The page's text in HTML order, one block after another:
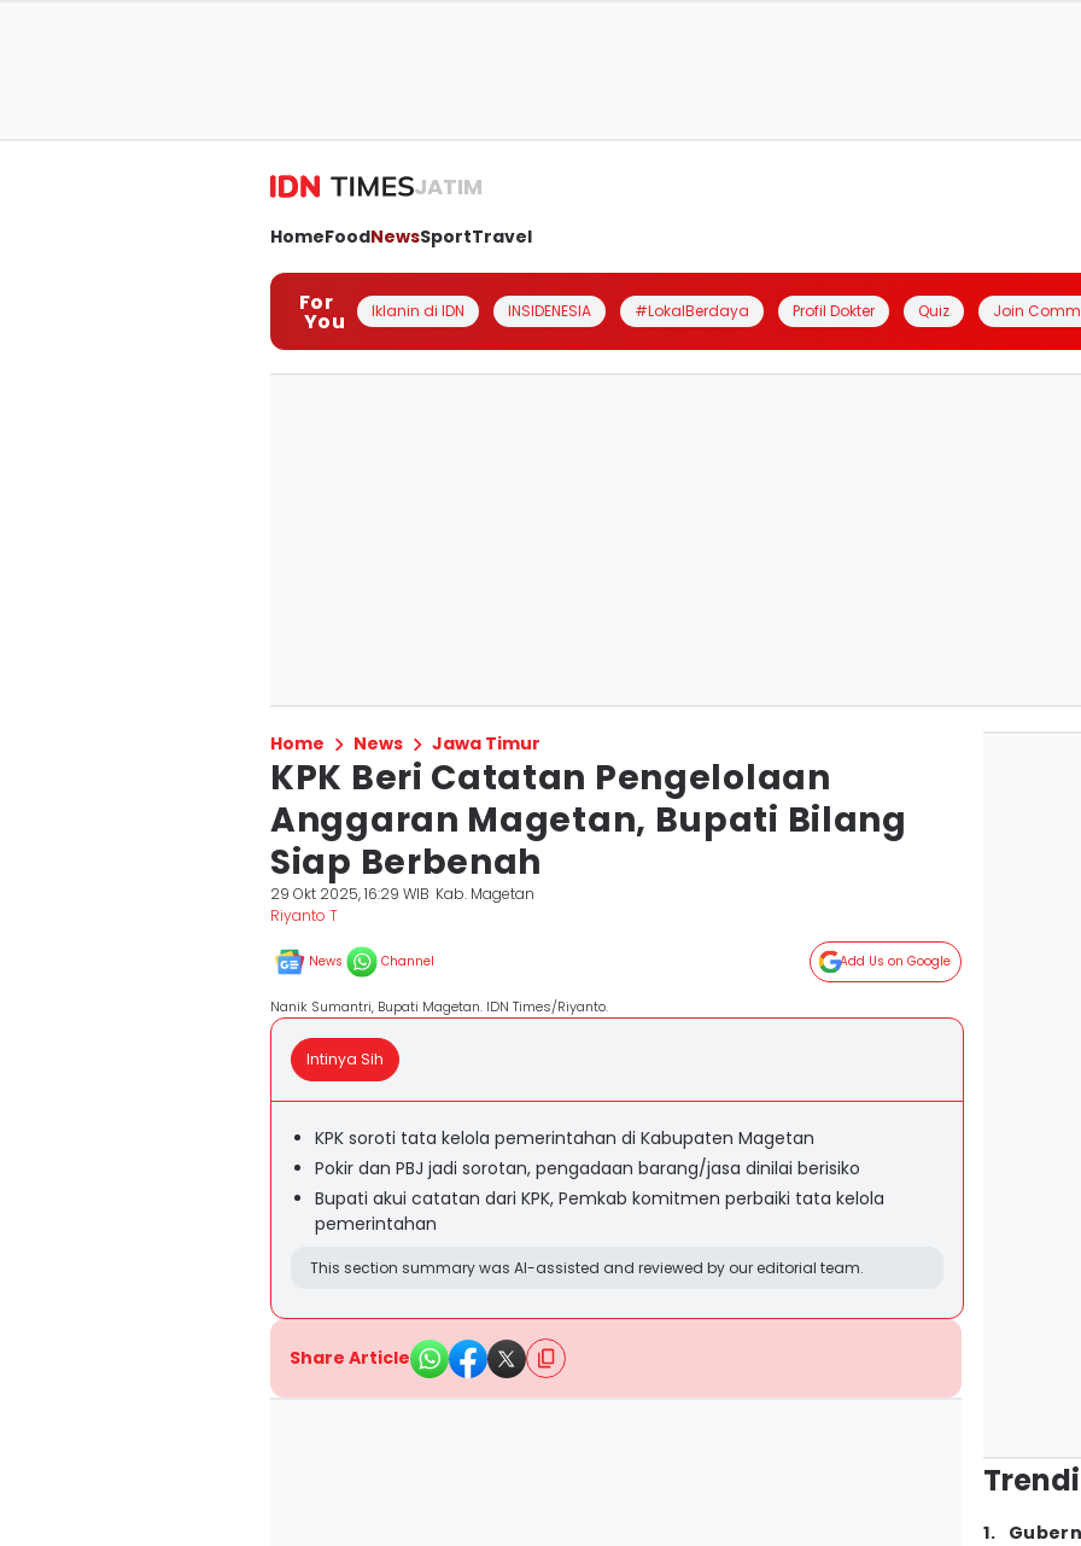
JATIM
HomeFoodNewsSportTravel
For
You Iklanin di IDN INSIDENESIA #LokalBerdaya Profil Dokter Quiz Join
Home News Jawa Timur
KPK Beri Catatan Pengelolaan
Anggaran Magetan, Bupati Bilang
Siap Berbenah
29 Okt 2025, 16:29 WIB Kab. Magetan
Riyanto T
News Channel Add Us on Google
Nanik Sumantri, Bupati Magetan. IDN Times/Riyanto.
Intinya Sih
KPK soroti tata kelola pemerintahan di Kabupaten Magetan
Pokir dan PBJ jadi sorotan, pengadaan barang/jasa dinilai berisiko
Bupati akui catatan dari KPK, Pemkab komitmen perbaiki tata kelola
pemerintahan
This section summary was AI-assisted and reviewed by our editorial team.
Share Article
1.